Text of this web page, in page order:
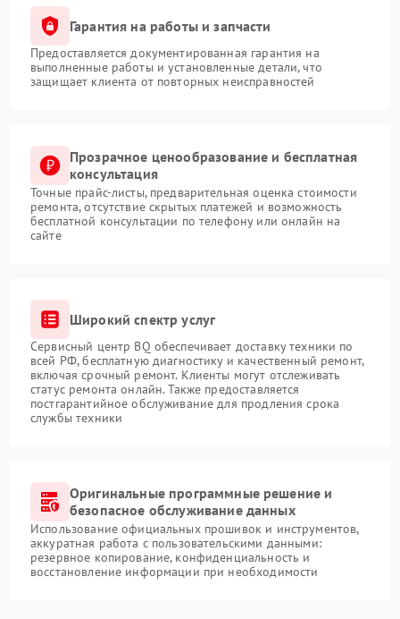
Гарантия на работы и запчасти
Предоставляется документированная гарантия на
выполненные работы и установленные детали, что
защищает клиента от повторных неисправностей
Прозрачное ценообразование и бесплатная
консультация
Точные прайс-листы, предварительная оценка стоимости
ремонта, отсутствие скрытых платежей и возможность
бесплатной консультации по телефону или онлайн на
сайте
Широкий спектр услуг
Сервисный центр BQ обеспечивает доставку техники по
всей РФ, бесплатную диагностику и качественный ремонт,
включая срочный ремонт. Клиенты могут отслеживать
статус ремонта онлайн. Также предоставляется
постгарантийное обслуживание для продления срока
службы техники
Оригинальные программные решение и
безопасное обслуживание данных
Использование официальных прошивок и инструментов,
аккуратная работа с пользовательскими данными:
резервное копирование, конфиденциальность и
восстановление информации при необходимости